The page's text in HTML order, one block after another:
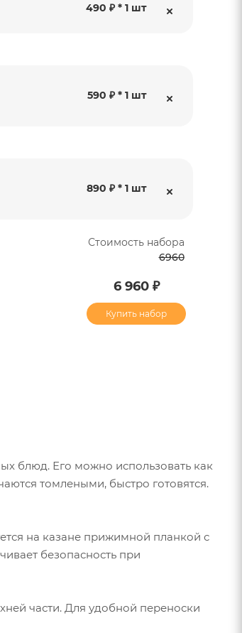
490 ₽ * 1 шт
590 ₽ * 1 шт
890 ₽ * 1 шт
Стоимость набора
6960
6 960 ₽
Купить набор
блюд. Его можно использовать как
томлеными, быстро готовятся.
на казане прижимной планкой с
безопасность при
части. Для удобной переноски